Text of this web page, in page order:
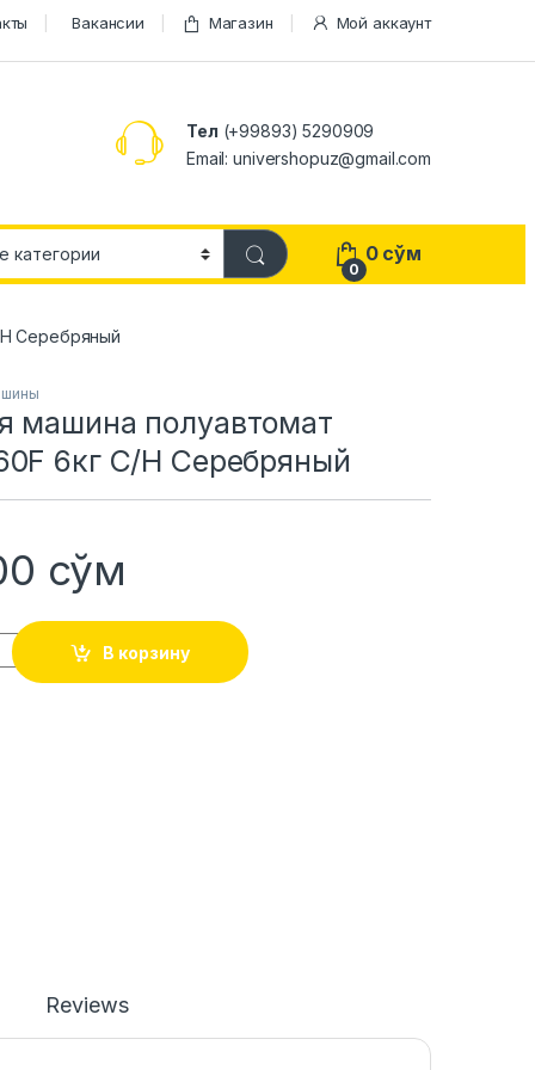
Вакансии Магазин Мой аккаунт
Тел (+99893) 5290909
Email: univershopuz@gmail.com
0
0 сўм
Н Серебряный
машина полуавтомат
6кг С/Н Серебряный
сўм
В корзину
Reviews